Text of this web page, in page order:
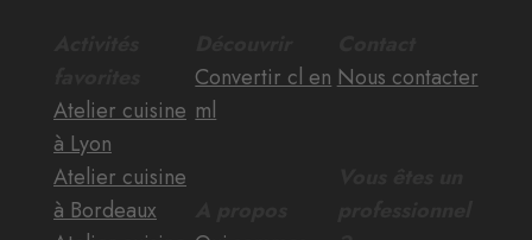
Atelier cuisine
à Lyon
Atelier cuisine
à Bordeaux
Convertir cl en
ml
Nous contacter